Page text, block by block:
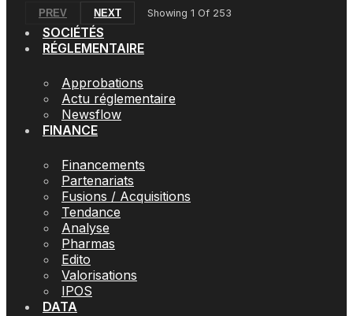
PREV NEXT Showing 1 Of 253
SOCIÉTÉS
RÉGLEMENTAIRE
Approbations
Actu réglementaire
Newsflow
FINANCE
Financements
Partenariats
Fusions / Acquisitions
Tendance
Analyse
Pharmas
Edito
Valorisations
IPOS
DATA